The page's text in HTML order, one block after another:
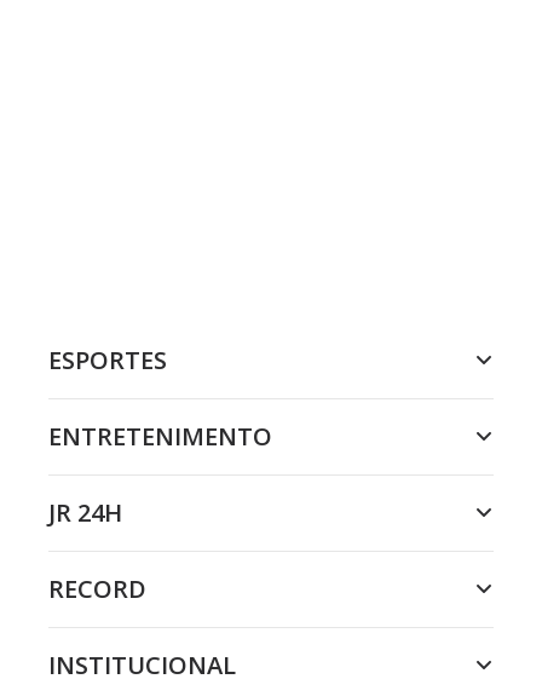
ESPORTES
ENTRETENIMENTO
JR 24H
RECORD
INSTITUCIONAL